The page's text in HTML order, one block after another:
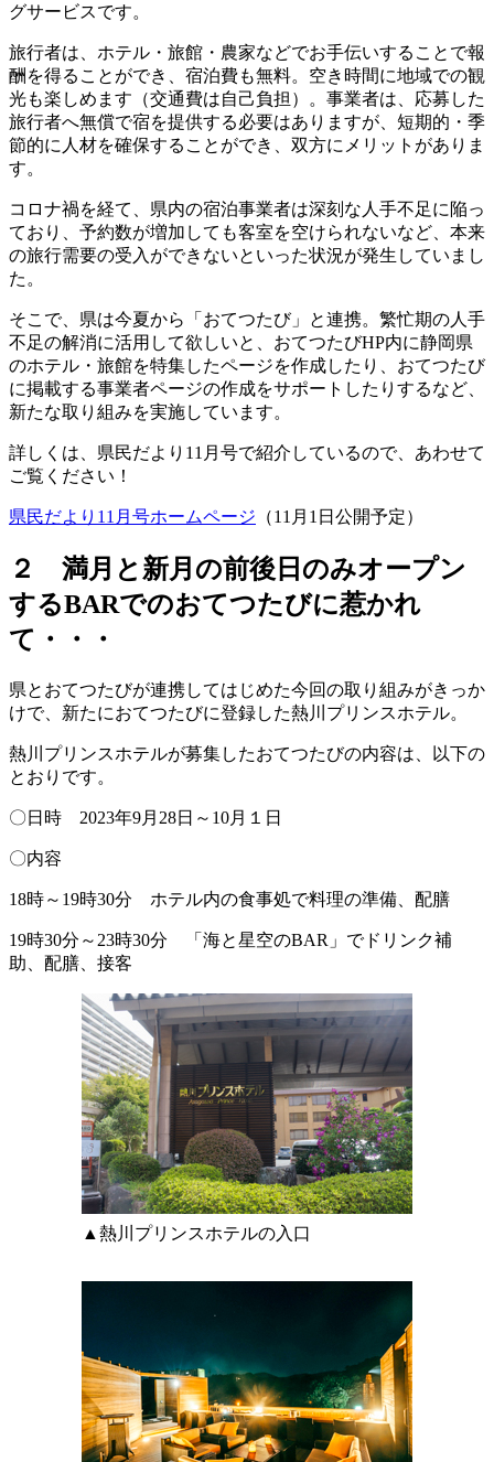
グサービスです。
旅行者は、ホテル・旅館・農家などでお手伝いすることで報
酬を得ることができ、宿泊費も無料。空き時間に地域での観
光も楽しめます（交通費は自己負担）。事業者は、応募した
旅行者へ無償で宿を提供する必要はありますが、短期的・季
節的に人材を確保することができ、双方にメリットがありま
す。
コロナ禍を経て、県内の宿泊事業者は深刻な人手不足に陥っ
ており、予約数が増加しても客室を空けられないなど、本来
の旅行需要の受入ができないといった状況が発生していまし
た。
そこで、県は今夏から「おてつたび」と連携。繁忙期の人手
不足の解消に活用して欲しいと、おてつたびHP内に静岡県
のホテル・旅館を特集したページを作成したり、おてつたび
に掲載する事業者ページの作成をサポートしたりするなど、
新たな取り組みを実施しています。
詳しくは、県民だより11月号で紹介しているので、あわせて
ご覧ください！
県民だより11月号ホームページ （11月1日公開予定）
２ 満月と新月の前後日のみオープン
するBARでのおてつたびに惹かれ
て・・・
県とおてつたびが連携してはじめた今回の取り組みがきっか
けで、新たにおてつたびに登録した熱川プリンスホテル。
熱川プリンスホテルが募集したおてつたびの内容は、以下の
とおりです。
〇日時 2023年9月28日～10月１日
〇内容
18時～19時30分 ホテル内の食事処で料理の準備、配膳
19時30分～23時30分 「海と星空のBAR」でドリンク補
助、配膳、接客
▲熱川プリンスホテルの入口